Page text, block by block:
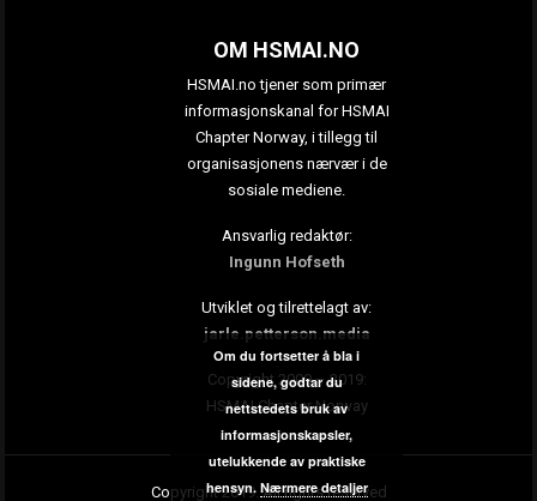
OM HSMAI.NO
HSMAI.no tjener som primær
informasjonskanal for HSMAI
Chapter Norway, i tillegg til
organisasjonens nærvær i de
sosiale mediene.
Ansvarlig redaktør:
Ingunn Hofseth
Utviklet og tilrettelagt av:
jarle.petterson.media
Copyright 2009 – 2019:
HSMAI Chapter Norway
Copyright 2019. All rights reserved
Om du fortsetter å bla i
sidene, godtar du
nettstedets bruk av
informasjonskapsler,
utelukkende av praktiske
hensyn. Nærmere detaljer